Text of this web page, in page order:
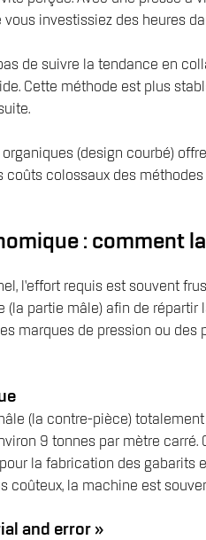
investissiez des heures
de suivre la tendance en
Cette méthode est plus
(design courbé)
colossaux des
: comment
l’effort requis est souvent
partie mâle) afin de
marques de pression ou des
(la contre-pièce)
9 tonnes par mètre carré.
la fabrication des gabarits
coûteux, la machine est
and error »